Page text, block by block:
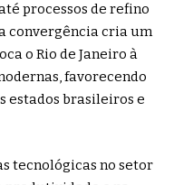
processos de refino
convergência cria um
o Rio de Janeiro à
favorecendo
estados brasileiros e
tecnológicas no setor